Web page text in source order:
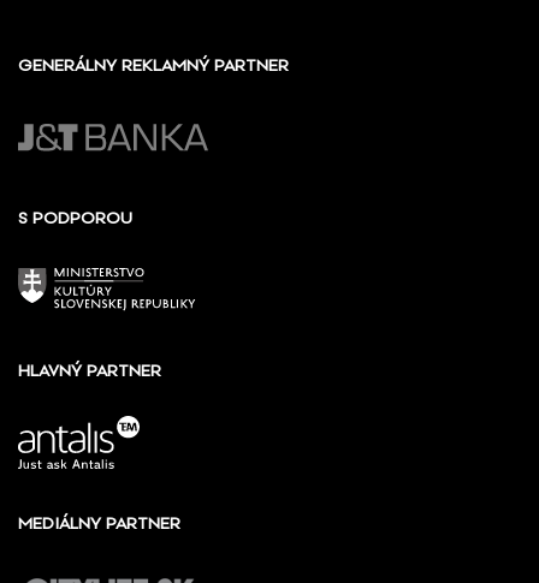
GENERÁLNY REKLAMNÝ PARTNER
S PODPOROU
HLAVNÝ PARTNER
MEDIÁLNY PARTNER